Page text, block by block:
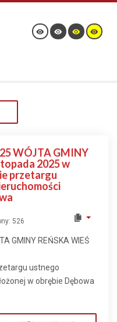
WÓJTA GMINY
2025 w
przetargu
526
GMINY REŃSKA WIEŚ
ustnego
w obrębie Dębowa